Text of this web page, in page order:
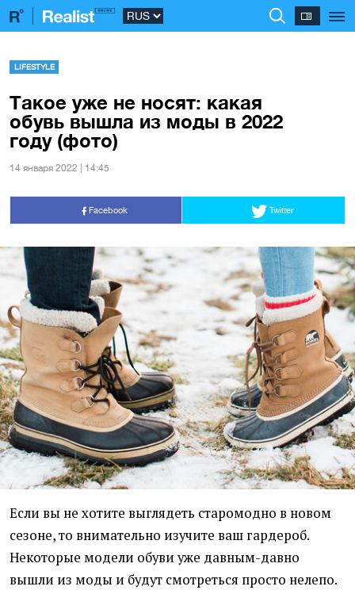
LIFESTYLE
Такое уже не носят: какая
обувь вышла из моды в 2022
году (фото)
14 января 2022 | 14:45
Facebook Twitter
Если вы не хотите выглядеть старомодно в новом
сезоне, то внимательно изучите ваш гардероб.
Некоторые модели обуви уже давным-давно
вышли из моды и будут смотреться просто нелепо.